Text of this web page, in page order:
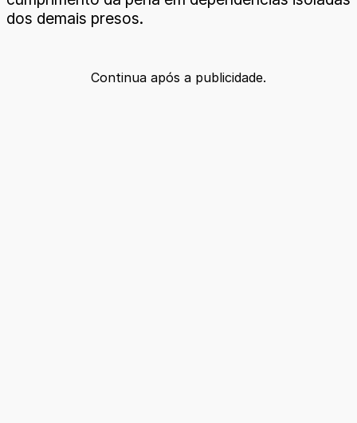
dos demais presos.
Continua após a publicidade.